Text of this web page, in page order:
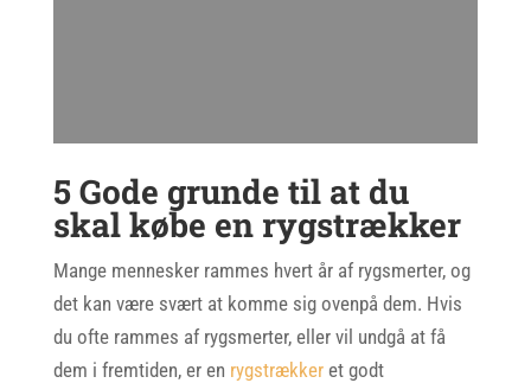
5 Gode grunde til at du
skal købe en rygstrækker
Mange mennesker rammes hvert år af rygsmerter, og
det kan være svært at komme sig ovenpå dem. Hvis
du ofte rammes af rygsmerter, eller vil undgå at få
dem i fremtiden, er en rygstrækkeret godt